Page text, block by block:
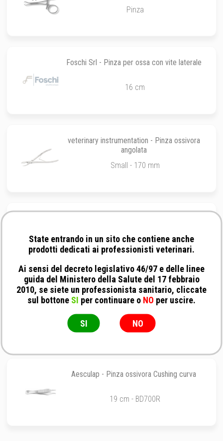
Pinza
Foschi Srl - Pinza per ossa con vite laterale
16 cm
veterinary instrumentation - Pinza ossivora
angolata
Small - 170 mm
ø 2 mm - Morso 130°
veterinary instrumentation - Pinza Kerrison
con 3 Inserti
Pinza
Aesculap - Pinza ossivora Cushing curva
19 cm - BD700R
State entrando in un sito che contiene anche
prodotti dedicati ai professionisti veterinari.
Ai sensi del decreto legislativo 46/97 e delle linee
guida del Ministero della Salute del 17 febbraio
2010, se siete un professionista sanitario, cliccate
sul bottone SI per continuare o NO per uscire.
SI NO